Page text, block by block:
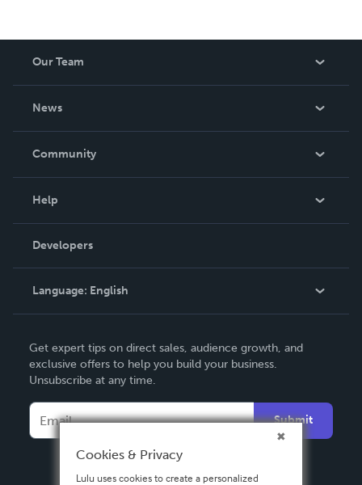
Our Team
News
In The News
Community
Podcast
Help
Order Lookup
Knowledge Base
Contact Support
Developers
Language: English
Deutsch
Français
Español
Get expert tips on direct sales, audience growth, and
exclusive offers to help you build your business.
Unsubscribe at any time.
Submit
Cookies & Privacy
Lulu uses cookies to create a personalized